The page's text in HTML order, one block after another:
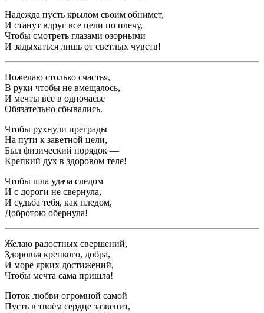
Надежда пусть крылом своим обнимет,
И станут вдруг все цели по плечу,
Чтобы смотреть глазами озорными
И задыхаться лишь от светлых чувств!
Пожелаю столько счастья,
В руки чтобы не вмещалось,
И мечты все в одночасье
Обязательно сбывались.
Чтобы рухнули преграды
На пути к заветной цели,
Был физический порядок —
Крепкий дух в здоровом теле!
Чтобы шла удача следом
И с дороги не свернула,
И судьба тебя, как пледом,
Добротою обернула!
Желаю радостных свершений,
Здоровья крепкого, добра,
И море ярких достижений,
Чтобы мечта сама пришла!
Поток любви огромной самой
Пусть в твоём сердце зазвенит,